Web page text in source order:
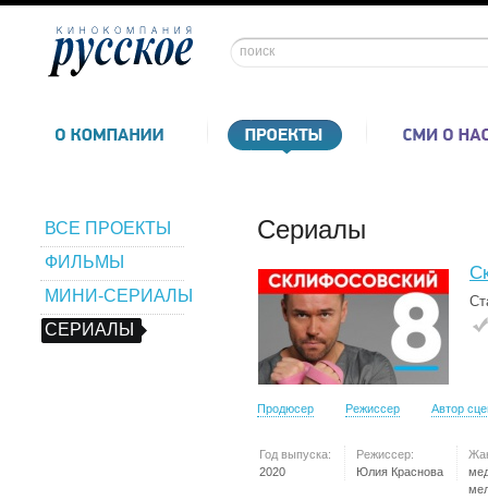
ВСЕ ПРОЕКТЫ
ФИЛЬМЫ
МИНИ-СЕРИАЛЫ
СЕРИАЛЫ
Сериалы
Продюсер Режиссер Автор
Год выпуска:
2020
Режиссер:
Юлия Краснова